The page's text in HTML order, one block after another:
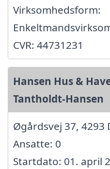
Virksomhedsform:
CVR: 44731231
Hansen Hus &
Tantholdt-Hansen
Øgårdsvej 37, 4293
Ansatte: 0
Startdato: 01. april